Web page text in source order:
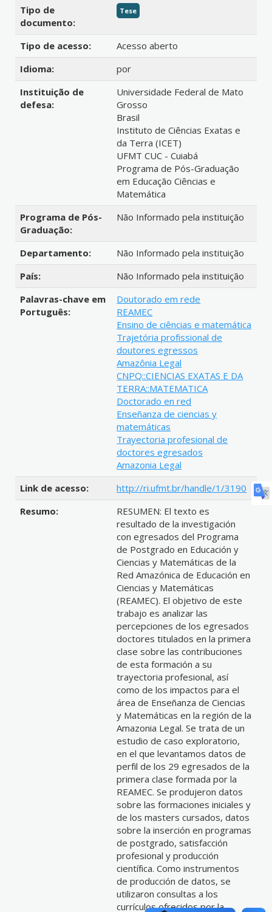
Tipo de
documento:
Tese
Tipo de acesso:
Acesso aberto
Idioma:
por
Instituição de
defesa:
Universidade Federal de Mato
Grosso
Brasil
Instituto de Ciências Exatas e
da Terra (ICET)
UFMT CUC - Cuiabá
Programa de Pós-Graduação
em Educação Ciências e
Matemática
Programa de Pós-
Graduação:
Não Informado pela instituição
Departamento:
Não Informado pela instituição
País:
Não Informado pela instituição
Palavras-chave em
Português:
Doutorado em rede
REAMEC
Ensino de ciências e matemática
Trajetória profissional de
doutores egressos
Amazônia Legal
CNPQ::CIENCIAS EXATAS E DA
TERRA::MATEMATICA
Doctorado en red
Enseñanza de ciencias y
matemáticas
Trayectoria profesional de
doctores egresados
Amazonia Legal
Link de acesso:
http://ri.ufmt.br/handle/1/3190
Resumo:
RESUMEN: El texto es
resultado de la investigación
con egresados del Programa
de Postgrado en Educación y
Ciencias y Matemáticas de la
Red Amazónica de Educación en
Ciencias y Matemáticas
(REAMEC). El objetivo de este
trabajo es analizar las
percepciones de los egresados
doctores titulados en la primera
clase sobre las contribuciones
de esta formación a su
trayectoria profesional, así
como de los impactos para el
área de Enseñanza de Ciencias
y Matemáticas en la región de la
Amazonia Legal. Se trata de un
estudio de caso exploratorio,
en el que levantamos datos de
perfil de los 29 egresados de la
primera clase formada por la
REAMEC. Se produjeron datos
sobre las formaciones iniciales y
de los masters cursados, datos
sobre la inserción en programas
de postgrado, satisfacción
profesional y producción
científica. Como instrumentos
de producción de datos, se
utilizaron consultas a los
currículos ofrecidos por la